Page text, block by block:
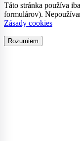
Táto stránka používa
formulárov).
Zásady cookies
Rozumiem